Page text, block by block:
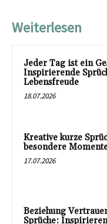
Weiterlesen
Jeder Tag ist ein
Inspirierende
Lebensfreude
18.07.2026
Kreative kurze
besondere
17.07.2026
Beziehung
Sprüche: